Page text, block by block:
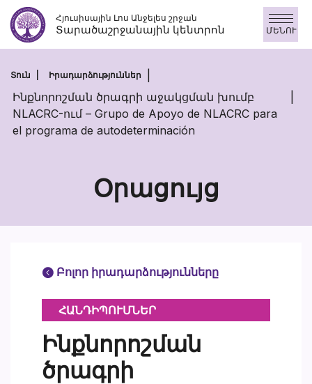
Անցնել
բովանդակությանըՀյուսիսային Լոս Անջելես շրջան
Տարածաշրջանային կենտրոն ՄԵՆՈՒ
Տուն Իրադարձություններ
Ինքնորոշման ծրագրի աջակցման խումբ
NLACRC-ում – Grupo de Apoyo de NLACRC para
el programa de autodeterminación
Օրացույց
Բոլոր իրադարձությունները
ՀԱՆԴԻՊՈՒՄՆԵՐ
Ինքնորոշման
ծրագրի